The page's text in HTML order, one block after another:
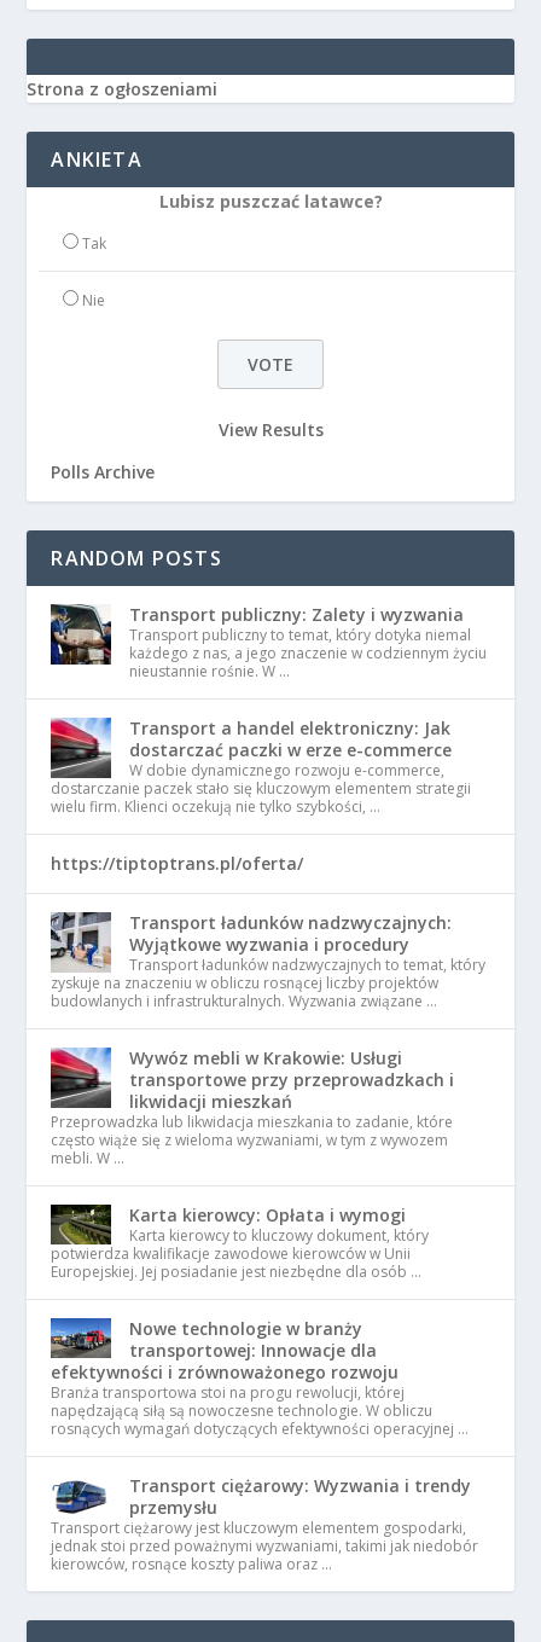
Strona z ogłoszeniami
ANKIETA
Lubisz puszczać latawce?
Tak
Nie
View Results
Polls Archive
RANDOM POSTS
Transport publiczny: Zalety i wyzwania
Transport publiczny to temat, który dotyka niemal
każdego z nas, a jego znaczenie w codziennym życiu
nieustannie rośnie. W …
Transport a handel elektroniczny: Jak
dostarczać paczki w erze e-commerce
W dobie dynamicznego rozwoju e-commerce,
dostarczanie paczek stało się kluczowym elementem strategii
wielu firm. Klienci oczekują nie tylko szybkości, …
https://tiptoptrans.pl/oferta/
Transport ładunków nadzwyczajnych:
Wyjątkowe wyzwania i procedury
Transport ładunków nadzwyczajnych to temat, który
zyskuje na znaczeniu w obliczu rosnącej liczby projektów
budowlanych i infrastrukturalnych. Wyzwania związane …
Wywóz mebli w Krakowie: Usługi
transportowe przy przeprowadzkach i
likwidacji mieszkań
Przeprowadzka lub likwidacja mieszkania to zadanie, które
często wiąże się z wieloma wyzwaniami, w tym z wywozem
mebli. W …
Karta kierowcy: Opłata i wymogi
Karta kierowcy to kluczowy dokument, który
potwierdza kwalifikacje zawodowe kierowców w Unii
Europejskiej. Jej posiadanie jest niezbędne dla osób …
Nowe technologie w branży
transportowej: Innowacje dla
efektywności i zrównoważonego rozwoju
Branża transportowa stoi na progu rewolucji, której
napędzającą siłą są nowoczesne technologie. W obliczu
rosnących wymagań dotyczących efektywności operacyjnej …
Transport ciężarowy: Wyzwania i trendy
przemysłu
Transport ciężarowy jest kluczowym elementem gospodarki,
jednak stoi przed poważnymi wyzwaniami, takimi jak niedobór
kierowców, rosnące koszty paliwa oraz …